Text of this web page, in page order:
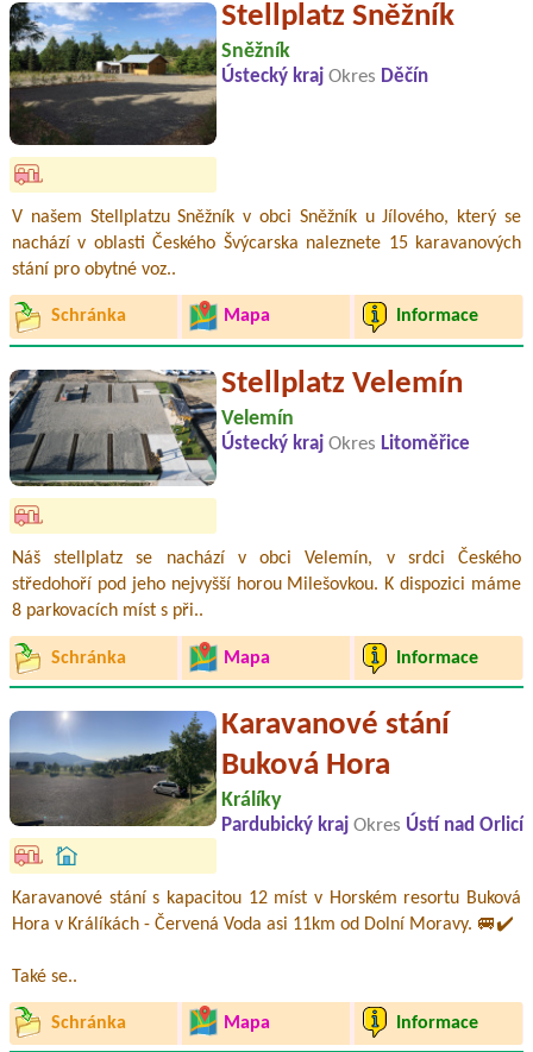
Stellplatz Sněžník
Sněžník
Ústecký kraj Okres Děčín
V našem Stellplatzu Sněžník v obci Sněžník u Jílového, který se
nachází v oblasti Českého Švýcarska naleznete 15 karavanových
stání pro obytné voz..
Schránka Mapa Informace
Stellplatz Velemín
Velemín
Ústecký kraj Okres Litoměřice
Náš stellplatz se nachází v obci Velemín, v srdci Českého
středohoří pod jeho nejvyšší horou Milešovkou. K dispozici máme
8 parkovacích míst s při..
Schránka Mapa Informace
Karavanové stání
Buková Hora
Králíky
Pardubický kraj Okres Ústí nad Orlicí
Karavanové stání s kapacitou 12 míst v Horském resortu Buková
Hora v Králíkách - Červená Voda asi 11km od Dolní Moravy. 🚐✔️
Také se..
Schránka Mapa Informace